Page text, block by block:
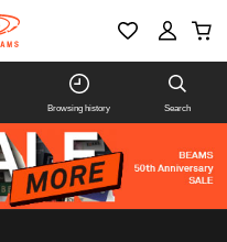
Browsing history Search